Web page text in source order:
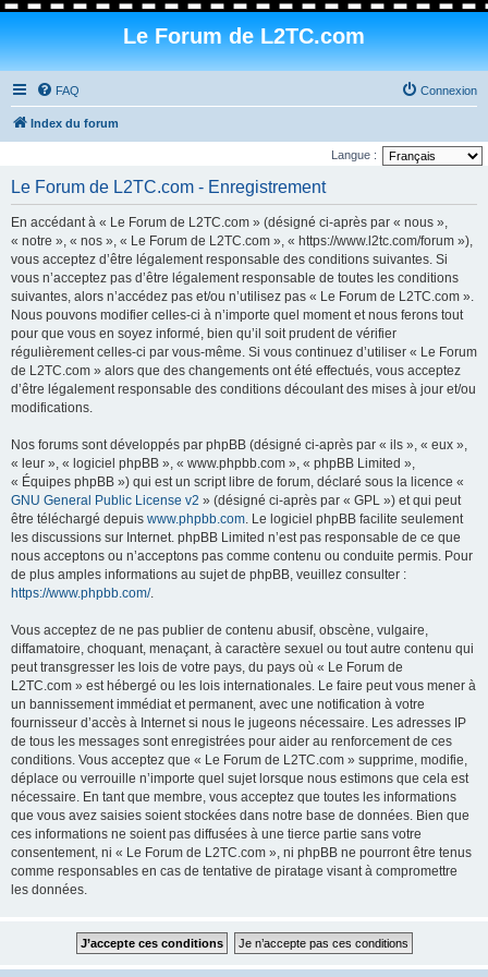
Le Forum de L2TC.com
FAQ Connexion
Index du forum
Langue :
Le Forum de L2TC.com - Enregistrement
En accédant à « Le Forum de L2TC.com » (désigné ci-après par « nous »,
« notre », « nos », « Le Forum de L2TC.com », « https://www.l2tc.com/forum »),
vous acceptez d’être légalement responsable des conditions suivantes. Si
vous n’acceptez pas d’être légalement responsable de toutes les conditions
suivantes, alors n’accédez pas et/ou n’utilisez pas « Le Forum de L2TC.com ».
Nous pouvons modifier celles-ci à n’importe quel moment et nous ferons tout
pour que vous en soyez informé, bien qu’il soit prudent de vérifier
régulièrement celles-ci par vous-même. Si vous continuez d’utiliser « Le Forum
de L2TC.com » alors que des changements ont été effectués, vous acceptez
d’être légalement responsable des conditions découlant des mises à jour et/ou
modifications.
Nos forums sont développés par phpBB (désigné ci-après par « ils », « eux »,
« leur », « logiciel phpBB », « www.phpbb.com », « phpBB Limited »,
« Équipes phpBB ») qui est un script libre de forum, déclaré sous la licence «
GNU General Public License v2 » (désigné ci-après par « GPL ») et qui peut
être téléchargé depuis www.phpbb.com. Le logiciel phpBB facilite seulement
les discussions sur Internet. phpBB Limited n’est pas responsable de ce que
nous acceptons ou n’acceptons pas comme contenu ou conduite permis. Pour
de plus amples informations au sujet de phpBB, veuillez consulter :
https://www.phpbb.com/.
Vous acceptez de ne pas publier de contenu abusif, obscène, vulgaire,
diffamatoire, choquant, menaçant, à caractère sexuel ou tout autre contenu qui
peut transgresser les lois de votre pays, du pays où « Le Forum de
L2TC.com » est hébergé ou les lois internationales. Le faire peut vous mener à
un bannissement immédiat et permanent, avec une notification à votre
fournisseur d’accès à Internet si nous le jugeons nécessaire. Les adresses IP
de tous les messages sont enregistrées pour aider au renforcement de ces
conditions. Vous acceptez que « Le Forum de L2TC.com » supprime, modifie,
déplace ou verrouille n’importe quel sujet lorsque nous estimons que cela est
nécessaire. En tant que membre, vous acceptez que toutes les informations
que vous avez saisies soient stockées dans notre base de données. Bien que
ces informations ne soient pas diffusées à une tierce partie sans votre
consentement, ni « Le Forum de L2TC.com », ni phpBB ne pourront être tenus
comme responsables en cas de tentative de piratage visant à compromettre
les données.